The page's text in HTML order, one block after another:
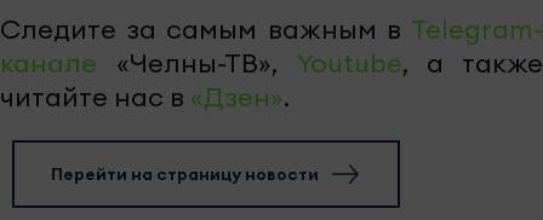
Следите за самым важным в Telegram-
канале «Челны-ТВ», Youtube, а также
читайте нас в «Дзен».
Перейти на страницу новости